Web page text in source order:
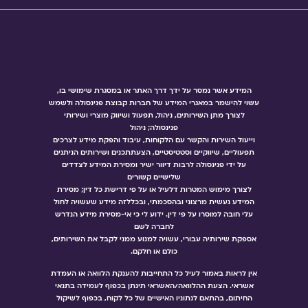
המידע אשר נמסר על ידך דרך האתר או במסגרת שימושי בו,
עשוי להישמר במאגרי המידע של חברות קבוצת פנינסולה ולשמש
לצורך מתן השירותים, ניהול, תפעול ושיווק מוצרי ושירותי
פנינסולה; ניהול
וייעול השירות והקשר עם הלקוחות, עיבוד והפקת מידע לצרכים
תפעוליים, שיווקיים וסטטיסטיים, הצעתתכנים ושירותים הניתנים
על ידי פנינסולה לרבות דיוור ישיר ומסירת המידע לצדדים
שלישיים קשורים
לצורך מימוש המטרות דלעיל או על פי דרישת כל דין; מסירת
המידע נעשית מרצוני ובהסכמתי, ובכללזה מידע שעשויה לחול
עלי חובה למוסרו על פי דין. ידוע לי כי אי-מסירת מידע הנדרש
לחברה לשם
אספקת שירותיה עבורי, עשויה למנוע ממני לקבל את השירותים,
כולם או חלקם.
אין לראות באמור לעיל כל התחייבות להענקת הלוואה או העמדת
אשראי. הצעת ההלוואה/האשראי תינתן בכפוף לעמידה בתנאי
החיתום, בהתאם לנתוניו האישיים של כל לקוח, בכפוף לשיקול